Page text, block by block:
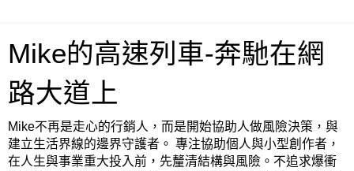
Mike的高速列車-奔馳在網
路大道上
Mike不再是走心的行銷人，而是開始協助人做風險決策，與
建立生活界線的邊界守護者。 專注協助個人與小型創作者，
在人生與事業重大投入前，先釐清結構與風險。不追求爆衝